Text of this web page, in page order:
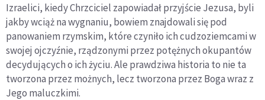
Izraelici, kiedy Chrzciciel zapowiadał przyjście Jezusa, byli
jakby wciąż na wygnaniu, bowiem znajdowali się pod
panowaniem rzymskim, które czyniło ich cudzoziemcami w
swojej ojczyźnie, rządzonymi przez potężnych okupantów
decydujących o ich życiu. Ale prawdziwa historia to nie ta
tworzona przez możnych, lecz tworzona przez Boga wraz z
Jego maluczkimi.